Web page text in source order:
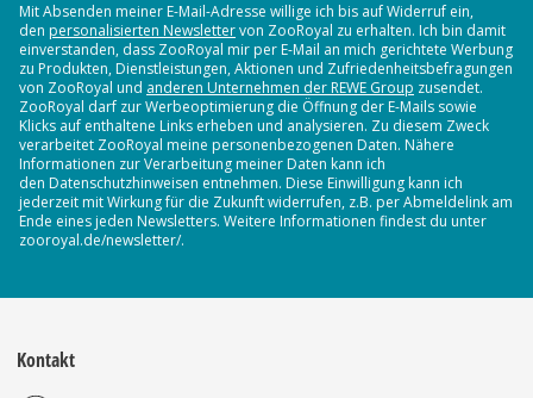
Mit Absenden meiner E-Mail-Adresse willige ich bis auf Widerruf ein,
den personalisierten Newslettervon ZooRoyal zu erhalten. Ich bin damit
einverstanden, dass ZooRoyal mir per E-Mail an mich gerichtete Werbung
zu Produkten, Dienstleistungen, Aktionen und Zufriedenheitsbefragungen
von ZooRoyal und anderen Unternehmen der REWE Group zusendet.
ZooRoyal darf zur Werbeoptimierung die Öffnung der E-Mails sowie
Klicks auf enthaltene Links erheben und analysieren. Zu diesem Zweck
verarbeitet ZooRoyal meine personenbezogenen Daten. Nähere
Informationen zur Verarbeitung meiner Daten kann ich
den Datenschutzhinweisen entnehmen. Diese Einwilligung kann ich
jederzeit mit Wirkung für die Zukunft widerrufen, z.B. per Abmeldelink am
Ende eines jeden Newsletters. Weitere Informationen findest du unter
zooroyal.de/newsletter/.
Kontakt